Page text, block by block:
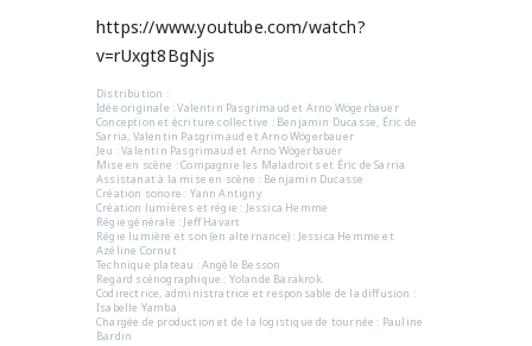
https://www.youtube.com/watch?
v=rUxgt8BgNjs
Distribution :
Idée originale : Valentin Pasgrimaud et Arno Wögerbauer
Conception et écriture collective : Benjamin Ducasse, Éric de
Sarria, Valentin Pasgrimaud et Arno Wögerbauer
Jeu : Valentin Pasgrimaud et Arno Wögerbauer
Mise en scène : Compagnie les Maladroits et Éric de Sarria
Assistanat à la mise en scène : Benjamin Ducasse
Création sonore : Yann Antigny
Création lumières et régie : Jessica Hemme
Régie générale : Jeff Havart
Régie lumière et son (en alternance) : Jessica Hemme et
Azéline Cornut
Technique plateau : Angèle Besson
Regard scénographique : Yolande Barakrok.
Codirectrice, administratrice et responsable de la diﬀusion :
Isabelle Yamba
Chargée de production et de la logistique de tournée : Pauline
Bardin